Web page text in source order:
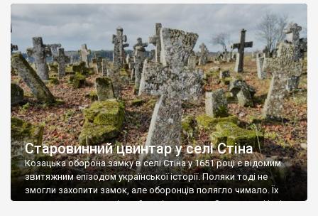
Старовинний цвинтар у селі Стіна
Козацька оборона замку в селі Стіна у 1651 році є відомим
звитяжним епізодом української історії. Поляки тоді не
змогли захопити замок, але оборонців полягло чимало. Їх
поховали на цвинтарі, який тоді називався Замковим. Нині на